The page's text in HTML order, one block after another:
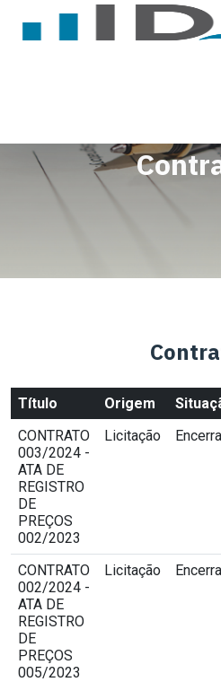
Título Origem
CONTRATO
003/2024 -
ATA DE
REGISTRO
DE
PREÇOS
002/2023
Licitação
CONTRATO
002/2024 -
ATA DE
REGISTRO
DE
PREÇOS
005/2023
Licitação